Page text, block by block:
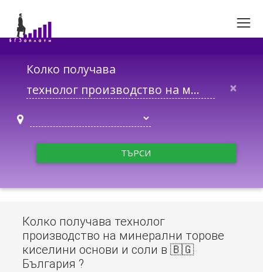
Колко получава
×
ТЪРСИ
Колко получава технолог
производство на минерални торове
киселини основи и соли в 🇧🇬
България ?